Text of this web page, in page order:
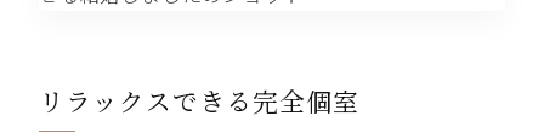
リラックスできる完全個室